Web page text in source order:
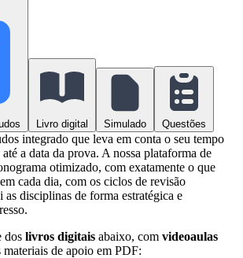
Livro digital Simulado Questões
integrado que leva em conta o seu tempo
a data da prova. A nossa plataforma de
otimizado, com exatamente o que
cada dia, com os ciclos de revisão
disciplinas de forma estratégica e
dos livros digitais abaixo, com videoaulas
materiais de apoio em PDF: